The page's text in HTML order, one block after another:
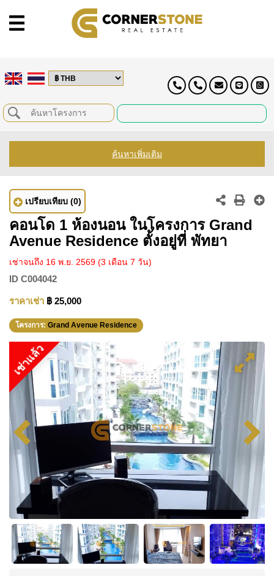
ค้นหาเพิ่มเติม
เปรียบเทียบ (0)
คอนโด 1 ห้องนอน ในโครงการ Grand
Avenue Residence ตั้งอยู่ที่ พัทยา
เช่าจนถึง 16 พ.ย. 2569 (3 เดือน 7 วัน)
ID C004042
ราคาเช่า ฿ 25,000
โครงการ: Grand Avenue Residence
เช่าแล้ว